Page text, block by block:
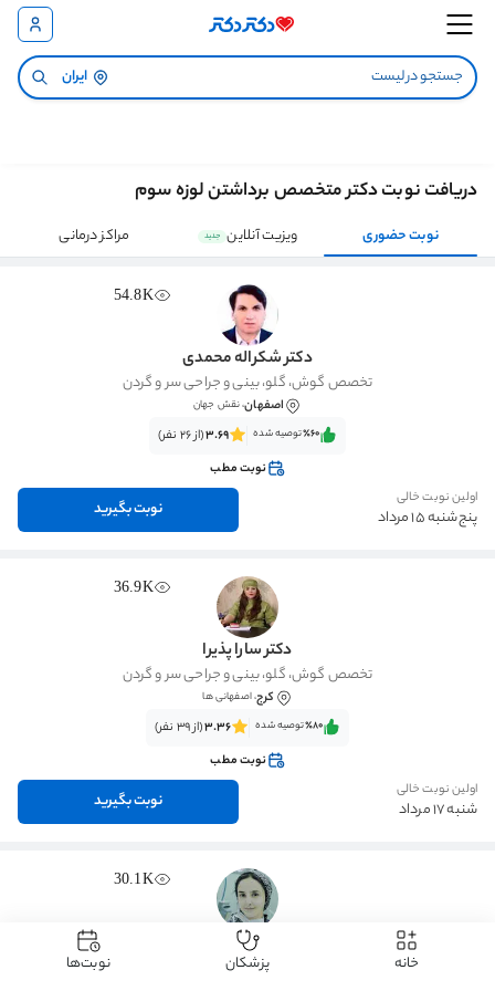
ایران
دریافت نوبت دکتر متخصص برداشتن لوزه سوم
نوبت حضوری ویزیت آنلاین جدید مراکز درمانی
54.8K
دکتر شکراله محمدی
تخصص گوش، گلو، بینی و جراحی سر و گردن
اصفهان، نقش جهان
٪60‌‌‌توصیه شده 3.69(از 26 نفر)
نوبت مطب
اولین نوبت خالی
پنج‌شنبه 15 مرداد نوبت بگیرید
36.9K
دکتر سارا پذیرا
تخصص گوش، گلو، بینی و جراحی سر و گردن
کرج، اصفهانی ها
٪80‌‌‌توصیه شده 3.36(از 39 نفر)
نوبت مطب
اولین نوبت خالی
شنبه 17 مرداد نوبت بگیرید
30.1K
دکتر وحیده موسوی
تخصص گوش، گلو، بینی و جراحی سر و گردن خانه پزشکان نوبت‌ها